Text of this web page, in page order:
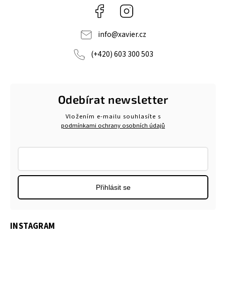
Facebook
info@xavier.cz
(+420) 603 300 503
Odebírat newsletter
Vložením e-mailu souhlasíte s
podmínkami ochrany osobních údajů
Přihlásit se
INSTAGRAM